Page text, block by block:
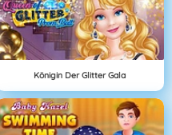
Königin Der Glitter Gala